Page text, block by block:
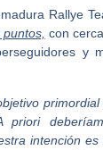
Rallye
con
y
priori
intención